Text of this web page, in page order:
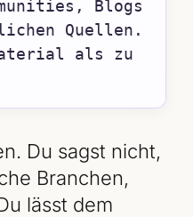
Blogs
Quellen.
als zu
Du sagst nicht,
Branchen,
lässt dem